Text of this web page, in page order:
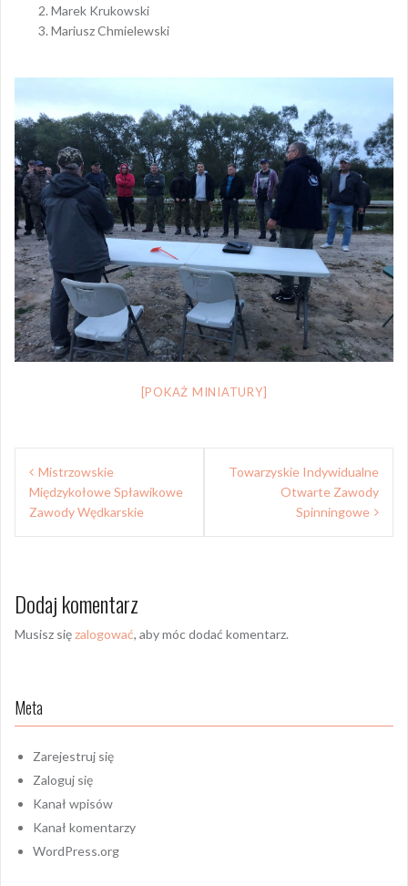
Marek Krukowski
Mariusz Chmielewski
[POKAŻ MINIATURY]
Nawigacja
wpisu
Mistrzowskie
Międzykołowe Spławikowe
Zawody Wędkarskie
Towarzyskie Indywidualne
Otwarte Zawody
Spinningowe
Dodaj komentarz
Musisz sięzalogować, aby móc dodać komentarz.
Meta
Zarejestruj się
Zaloguj się
Kanał wpisów
Kanał komentarzy
WordPress.org